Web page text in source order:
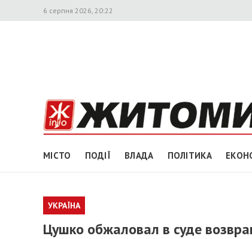
6 серпня 2026, 20:22
МІСТО ПОДІЇ ВЛАДА ПОЛІТИКА
УКРАЇНА
Цушко обжаловал в суде